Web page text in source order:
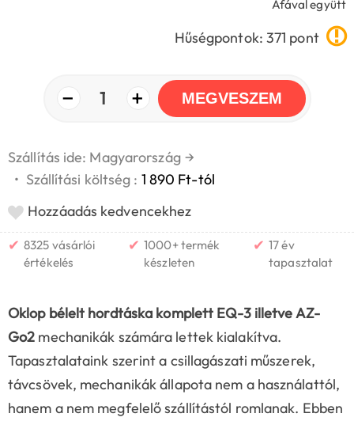
Áfával együtt
Hűségpontok: 371 pont
− 1 + MEGVESZEM
Szállítás ide: Magyarország →
• Szállítási költség : 1 890 Ft-tól
Hozzáadás kedvencekhez
✔ 8325 vásárlói
értékelés
✔ 1000+ termék
készleten
✔ 17 év
tapasztalat
Oklop bélelt hordtáska komplett EQ-3 illetve AZ-
Go2 mechanikák számára lettek kialakítva.
Tapasztalataink szerint a csillagászati műszerek,
távcsövek, mechanikák állapota nem a használattól,
hanem a nem megfelelő szállítástól romlanak. Ebben